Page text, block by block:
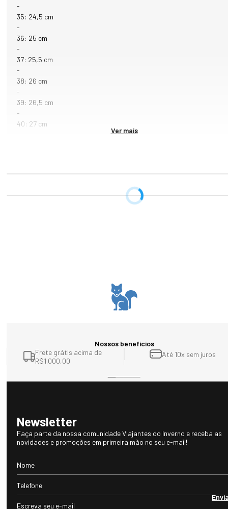
Ver mais
-
35: 24,5 cm
-
36: 25 cm
-
37: 25,5 cm
-
38: 26 cm
-
39: 26,5 cm
-
40: 27 cm
-
-
Nossos benefícios
Frete grátis acima de
R$1.000,00
Até 10x sem juros
Newsletter
Faça parte da nossa comunidade Viajantes do Inverno e receba as
novidades e promoções em primeira mão no seu e-mail!